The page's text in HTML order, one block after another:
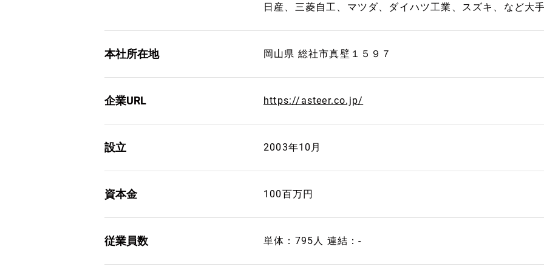
日産、三菱自工、マツダ、ダイハツ工業、スズキ、など大
本社所在地 岡山県 総社市真壁１５９７
企業URL https://asteer.co.jp/
設立 2003年10月
資本金 100百万円
従業員数 単体：795人 連結：-